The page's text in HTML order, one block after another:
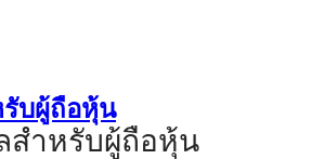
บผู้ถือหุ้น
สำหรับผู้ถือหุ้น